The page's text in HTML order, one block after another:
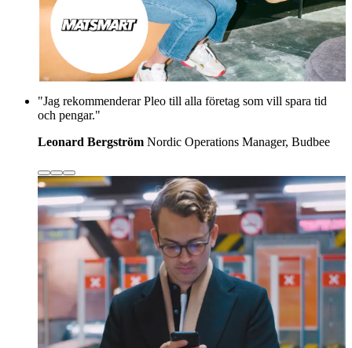
"Jag rekommenderar Pleo till alla företag som vill spara tid
och pengar."
Leonard Bergström Nordic Operations Manager, Budbee